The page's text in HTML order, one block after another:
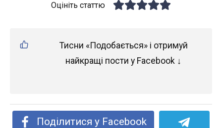
Оцініть статтю
Тисни «Подобається» і отримуй
найкращі пости у Facebook ↓
Поділитися у Facebook